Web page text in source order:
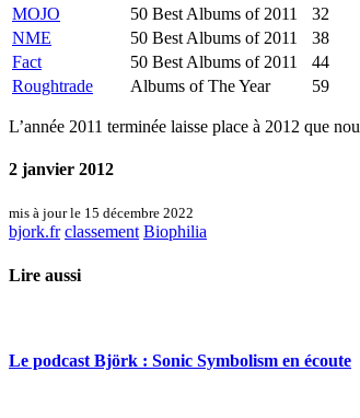
MOJO
50 Best Albums of 2011
32
NME
50 Best Albums of 2011
38
Fact
50 Best Albums of 2011
44
Roughtrade
Albums of The Year 59
L’année 2011 terminée laisse place à 2012 que
2 janvier 2012
mis à jour le 15 décembre 2022
bjork.fr classement Biophilia
Lire aussi
Le podcast Björk : Sonic Symbolism en écoute